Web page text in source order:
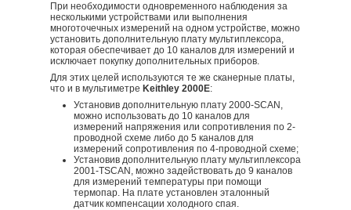
При необходимости одновременного наблюдения за
несколькими устройствами или выполнения
многоточечных измерений на одном устройстве, можно
установить дополнительную плату мультиплексора,
которая обеспечивает до 10 каналов для измерений и
исключает покупку дополнительных приборов.
Для этих целей используются те же сканерные платы,
что и в мультиметре Keithley 2000E:
Установив дополнительную плату 2000-SCAN,
можно использовать до 10 каналов для
измерений напряжения или сопротивления по 2-
проводной схеме либо до 5 каналов для
измерений сопротивления по 4-проводной схеме;
Установив дополнительную плату мультиплексора
2001-TSCAN, можно задействовать до 9 каналов
для измерений температуры при помощи
термопар. На плате установлен эталонный
датчик компенсации холодного спая.